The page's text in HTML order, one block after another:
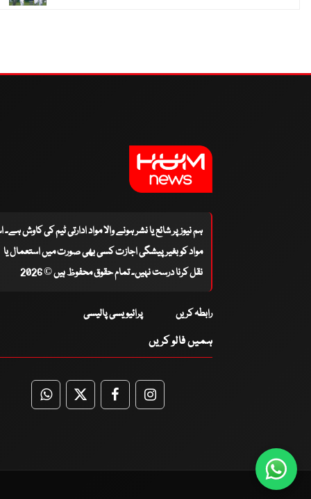
ہم نیوز پر شائع یا نشر ہونے والا مواد ادارتی ٹیم کی کاوش
مواد کو بغیر پیشگی اجازت کسی بھی صورت میں استعمال یا
نقل کرنا درست نہیں۔ تمام حقوق محفوظ ہیں © 2026
رابطہ کریں پرائیویسی پالیسی
ہمیں فالو کریں
WhatsApp
TwitterFacebookFacebook